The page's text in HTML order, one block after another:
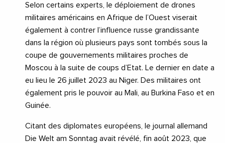
Selon certains experts, le déploiement de drones
militaires américains en Afrique de l’Ouest viserait
également à contrer l’influence russe grandissante
dans la région où plusieurs pays sont tombés sous la
coupe de gouvernements militaires proches de
Moscou à la suite de coups d’Etat. Le dernier en date a
eu lieu le 26 juillet 2023 au Niger. Des militaires ont
également pris le pouvoir au Mali, au Burkina Faso et en
Guinée.
Citant des diplomates européens, le journal allemand
Die Welt am Sonntag avait révélé, fin août 2023, que